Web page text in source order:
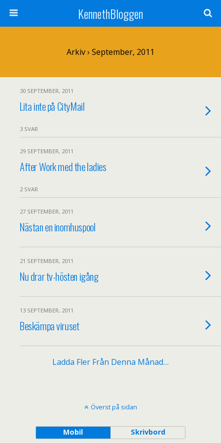
KennethBloggen
Arkiv › September, 2011
30 SEPTEMBER, 2011
Lita inte på CityMail
3 SVAR
29 SEPTEMBER, 2011
After Work med the ladies
2 SVAR
27 SEPTEMBER, 2011
Nästan en inomhuspool
21 SEPTEMBER, 2011
Nu drar tv-hösten igång
13 SEPTEMBER, 2011
Beskämpa viruset
Ladda Fler Från Denna Månad…
Överst på sidan
Mobil Skrivbord